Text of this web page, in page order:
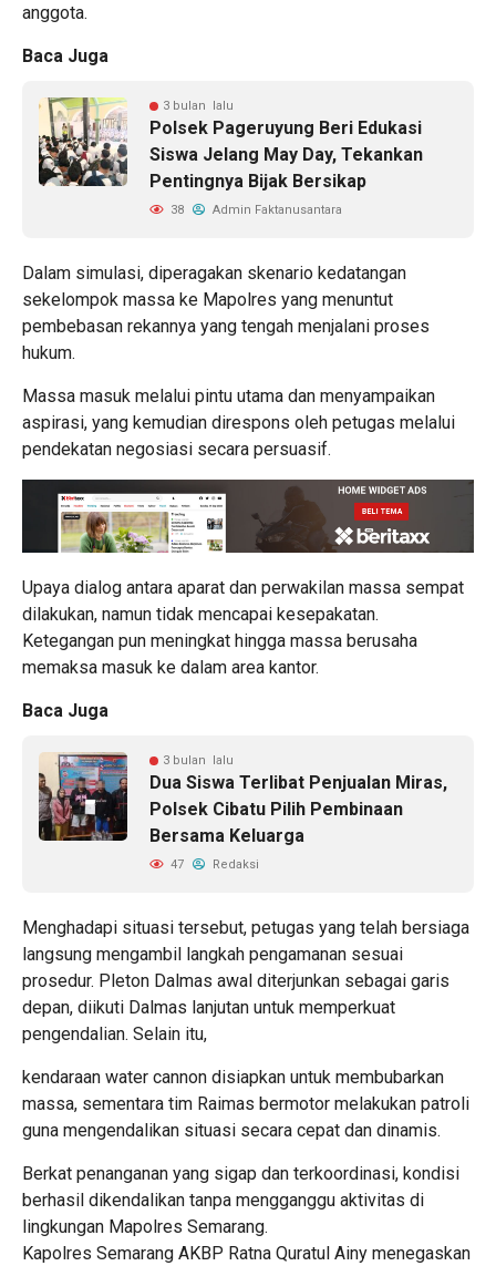
anggota.
Baca Juga
3 bulan lalu
Polsek Pageruyung Beri Edukasi
Siswa Jelang May Day, Tekankan
Pentingnya Bijak Bersikap
38 Admin Faktanusantara
Dalam simulasi, diperagakan skenario kedatangan
sekelompok massa ke Mapolres yang menuntut
pembebasan rekannya yang tengah menjalani proses
hukum.
Massa masuk melalui pintu utama dan menyampaikan
aspirasi, yang kemudian direspons oleh petugas melalui
pendekatan negosiasi secara persuasif.
Upaya dialog antara aparat dan perwakilan massa sempat
dilakukan, namun tidak mencapai kesepakatan.
Ketegangan pun meningkat hingga massa berusaha
memaksa masuk ke dalam area kantor.
Baca Juga
3 bulan lalu
Dua Siswa Terlibat Penjualan Miras,
Polsek Cibatu Pilih Pembinaan
Bersama Keluarga
47 Redaksi
Menghadapi situasi tersebut, petugas yang telah bersiaga
langsung mengambil langkah pengamanan sesuai
prosedur. Pleton Dalmas awal diterjunkan sebagai garis
depan, diikuti Dalmas lanjutan untuk memperkuat
pengendalian. Selain itu,
kendaraan water cannon disiapkan untuk membubarkan
massa, sementara tim Raimas bermotor melakukan patroli
guna mengendalikan situasi secara cepat dan dinamis.
Berkat penanganan yang sigap dan terkoordinasi, kondisi
berhasil dikendalikan tanpa mengganggu aktivitas di
lingkungan Mapolres Semarang.
Kapolres Semarang AKBP Ratna Quratul Ainy menegaskan